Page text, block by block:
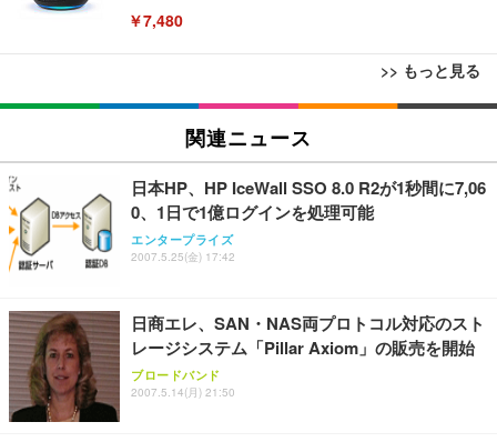
￥7,480
>> もっと見る
[EdoErgo] オフィスチェア 椅子 テレワーク 疲れな
い 跳ね上げ式アームレスト コンパクト 約105度ロッ
キング pc 事務椅子 360度回転 座面昇降 強化ナイロ
(黒網+黒枠+黒足)
￥5,699
SIHOO B100 オフィスチェア／デスクチェア メッシ
Sezlife オフィスチェア デスクチェア 疲れない テレ
ワーク チェア 強化バックレスト 30度ロッキング機
EIZO ビジネス向けプレミアムモニター | FlexScan
EV3240X-WT | 31.5型4K UHD・USB Type-C・ホワ
￥105,595
EIZO ビジネス向けプレミアムモニター | FlexScan
EV2740X-WT | 27.0型4K UHD・USB Type-C・ホワ
￥109,572
【純正品】27"ゲーミングモニター DualSense 充電
フック付き（CFI-ZDM1J）
Amazonベーシック ペットシーツ 薄型 レギュラー 1
回使い捨て 無香料 ホワイト 300枚
￥3,373
Amazonベーシック ペットシーツ 厚型 ワイド 42枚
ネオ・ルーライフ ネオ・オムツ L 中型犬用 26枚入
関連ニュース
日本HP、HP IceWall SSO 8.0 R2が1秒間に7,06
0、1日で1億ログインを処理可能
エンタープライズ
2007.5.25(金) 17:42
日商エレ、SAN・NAS両プロトコル対応のスト
レージシステム「Pillar Axiom」の販売を開始
ブロードバンド
2007.5.14(月) 21:50